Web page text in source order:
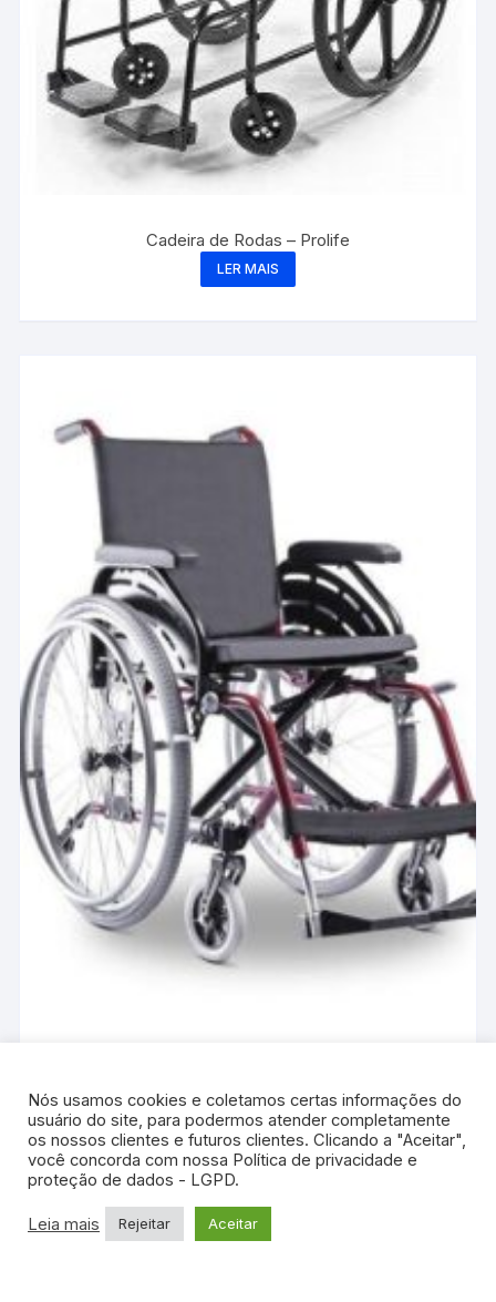
Cadeira de Rodas – Prolife
LER MAIS
Cadeira de Rodas – Ortobras
LER MAIS
Nós usamos cookies e coletamos certas informações do
usuário do site, para podermos atender completamente
os nossos clientes e futuros clientes. Clicando a "Aceitar",
você concorda com nossa Política de privacidade e
proteção de dados - LGPD.
Leia mais Rejeitar Aceitar